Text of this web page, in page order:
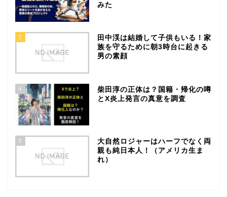
みた
3
田中渓は結婚して子供もいる！家
族を守るために朝3時台に起きる
男の素顔
4
柴田淳の正体は？国籍・帰化の噂
とX炎上発言の真意を調査
5
大自然ロジャーはハーフでなく両
親も純日本人！（アメリカ生ま
れ）